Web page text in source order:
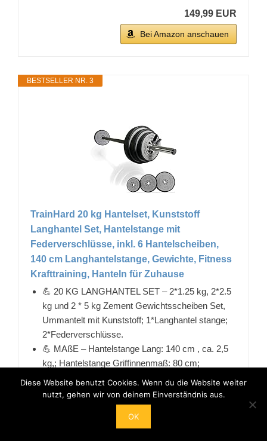
149,99 EUR
Bei Amazon anschauen
BESTSELLER NR. 3
TrainHard 20 kg Hantelset, Kunststoff
Langhantel Set, Hantelstange mit
Federverschlüsse, inkl. 6 Hantelscheiben,
140 cm Langhantelstange, Gewichte, Fitness
Krafttraining, Hanteln für Zuhause
💪 20 KG LANGHANTEL SET – 2*1.25 kg, 2*2.5
kg und 2 * 5 kg Zement Gewichtsscheiben Set,
Ummantelt mit Kunststoff; 1*Langhantel stange;
2*Federverschlüsse.
💪 MAßE – Hantelstange Lang: 140 cm , ca. 2,5
kg,; Hantelstange Griffinnenmaß: 80 cm;
Hantelstange Durchmesser: 30/31 mm;
Hantelscheiben Lochdurchmesser: 30.50 mm.
💪 PREMIUM MATERIAL – Gewichtsscheiben
aus Zementfüllung und Robuster
Diese Website benutzt Cookies. Wenn du die Website weiter
nutzt, gehen wir von deinem Einverständnis aus.
OK